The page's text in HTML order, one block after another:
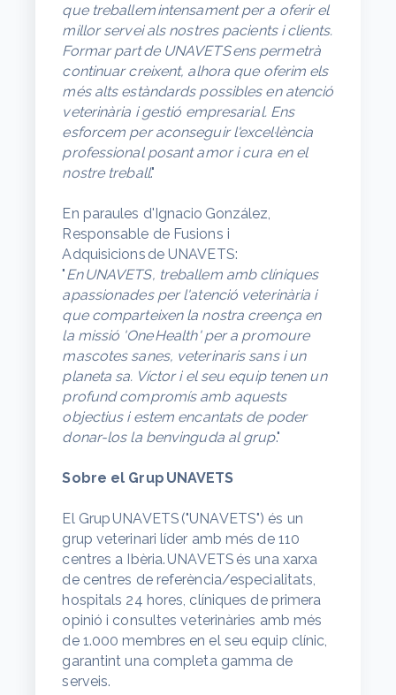
que treballem intensament per a oferir el
millor servei als nostres pacients i clients.
Formar part de UNAVETS ens permetrà
continuar creixent, alhora que oferim els
més alts estàndards possibles en atenció
veterinària i gestió empresarial. Ens
esforcem per aconseguir l'excel·lència
professional posant amor i cura en el
nostre treball."
En paraules d'Ignacio González,
Responsable de Fusions i
Adquisicions de UNAVETS:
"En UNAVETS, treballem amb clíniques
apassionades per l'atenció veterinària i
que comparteixen la nostra creença en
la missió 'One Health' per a promoure
mascotes sanes, veterinaris sans i un
planeta sa. Víctor i el seu equip tenen un
profund compromís amb aquests
objectius i estem encantats de poder
donar-los la benvinguda al grup."
Sobre el Grup UNAVETS
El Grup UNAVETS ("UNAVETS") és un
grup veterinari líder amb més de 110
centres a Ibèria. UNAVETS és una xarxa
de centres de referència/especialitats,
hospitals 24 hores, clíniques de primera
opinió i consultes veterinàries amb més
de 1.000 membres en el seu equip clínic,
garantint una completa gamma de
serveis.